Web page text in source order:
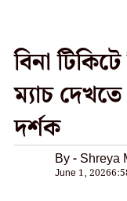
বিনা
ম্যাচ
দর্শক
By - Shreya
June 1, 2026